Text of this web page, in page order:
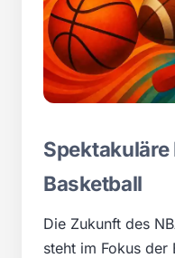
Basketball
Die Zukunft des
steht im Fokus der